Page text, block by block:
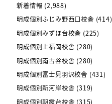
新着情報 (2,988)
明成個別ふじみ野西口校舎 (414)
明成個別みずほ台校舎 (225)
明成個別上福岡校舎 (280)
明成個別南古谷校舎 (280)
明成個別富士見羽沢校舎 (431)
明成個別新河岸校舎 (319)
明成個別朝霞台校舎 (315)